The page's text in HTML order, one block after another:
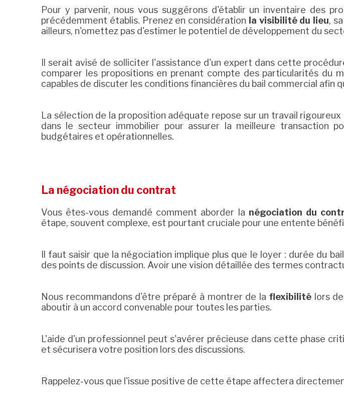
Pour y parvenir, nous vous suggérons d'établir un inventaire des
précédemment établis. Prenez en considération la visibilité du lieu,
ailleurs, n'omettez pas d'estimer le potentiel de développement du
Il serait avisé de solliciter l'assistance d'un expert dans cette
comparer les propositions en prenant compte des particularités du
capables de discuter les conditions financières du bail commercial
La sélection de la proposition adéquate repose sur un travail
dans le secteur immobilier pour assurer la meilleure transaction
budgétaires et opérationnelles.
La négociation du contrat
Vous êtes-vous demandé comment aborder la négociation du
étape, souvent complexe, est pourtant cruciale pour une entente
Il faut saisir que la négociation implique plus que le loyer : durée du
des points de discussion. Avoir une vision détaillée des termes
Nous recommandons d'être préparé à montrer de la flexibilitélors
aboutir à un accord convenable pour toutes les parties.
L'aide d'un professionnel peut s'avérer précieuse dans cette phase
et sécurisera votre position lors des discussions.
Rappelez-vous que l'issue positive de cette étape affectera